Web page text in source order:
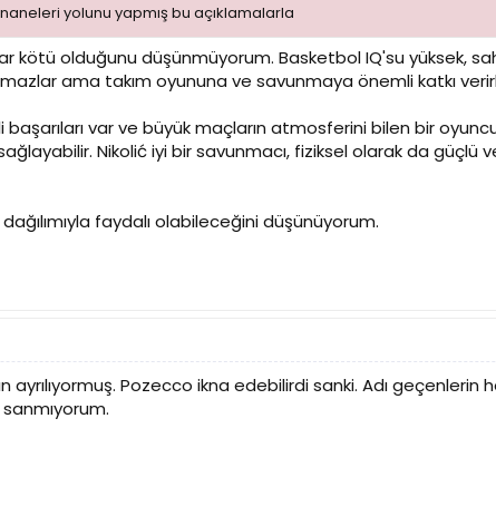
yolunu yapmış bu açıklamalarla
kötü olduğunu düşünmüyorum. Basketbol IQ'su yüksek,
ama takım oyununa ve savunmaya önemli katkı
başarıları var ve büyük maçların atmosferini bilen bir
Nikolić iyi bir savunmacı, fiziksel olarak da güçlü
faydalı olabileceğini düşünüyorum.
Pozecco ikna edebilirdi sanki. Adı geçenlerin
sanmıyorum.